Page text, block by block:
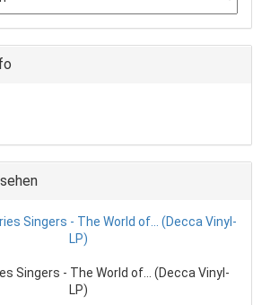
Singers - The World of... (Decca Vinyl-
LP)